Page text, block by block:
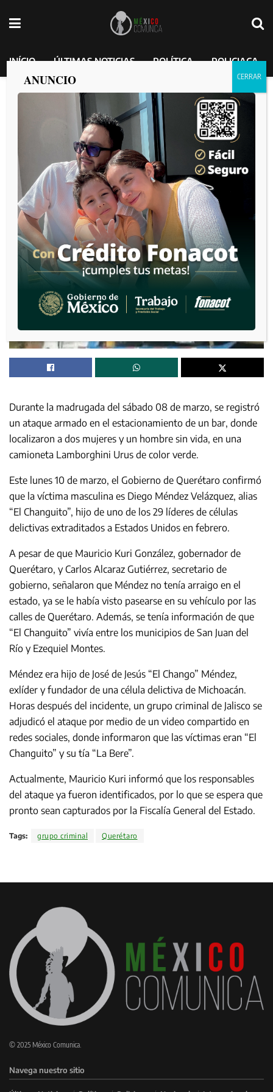
INÍCIO ÚLTIMAS NOTICIAS POLÍTICA POLICIACA
Registran triple homicidio en Querétaro;
confirman el fallecimiento del hijo de un
exlíder de un grupo criminal de
Michoacana.
porMEXICO COMUNICA 2025-03-10
Durante la madrugada del sábado 08 de marzo, se registró
un ataque armado en el estacionamiento de un bar, donde
localizaron a dos mujeres y un hombre sin vida, en una
camioneta Lamborghini Urus de color verde.
Este lunes 10 de marzo, el Gobierno de Querétaro confirmó
que la víctima masculina es Diego Méndez Velázquez, alias
“El Changuito”, hijo de uno de los 29 líderes de células
delictivas extraditados a Estados Unidos en febrero.
A pesar de que Mauricio Kuri González, gobernador de
Querétaro, y Carlos Alcaraz Gutiérrez, secretario de
gobierno, señalaron que Méndez no tenía arraigo en el
estado, ya se le había visto pasearse en su vehículo por las
calles de Querétaro. Además, se tenía información de que
“El Changuito” vivía entre los municipios de San Juan del
Río y Ezequiel Montes.
Méndez era hijo de José de Jesús “El Chango” Méndez,
exlíder y fundador de una célula delictiva de Michoacán.
Horas después del incidente, un grupo criminal de Jalisco se
adjudicó el ataque por medio de un video compartido en
redes sociales, donde informaron que las víctimas eran “El
Changuito” y su tía “La Bere”.
Actualmente, Mauricio Kuri informó que los responsables
del ataque ya fueron identificados, por lo que se espera que
pronto sean capturados por la Fiscalía General del Estado.
Tags: grupo criminal Querétaro
© 2025 México Comunica.
Navega nuestro sitio
ANUNCIO